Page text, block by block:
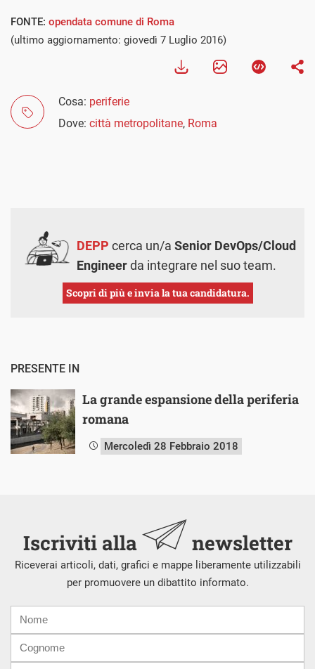
FONTE: opendata comune di Roma
(ultimo aggiornamento: giovedì 7 Luglio 2016)
Cosa: periferie
Dove: città metropolitane, Roma
DEPP cerca un/a Senior DevOps/Cloud
Engineerda integrare nel suo team.
Scopri di più e invia la tua candidatura.
PRESENTE IN
La grande espansione della periferia
romana
Mercoledì 28 Febbraio 2018
Iscriviti alla newsletter
Riceverai articoli, dati, grafici e mappe liberamente utilizzabili
per promuovere un dibattito informato.
mail